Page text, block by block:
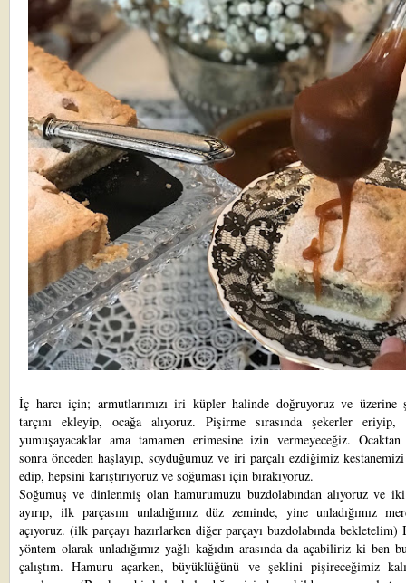
İç harcı için; armutlarımızı iri küpler halinde doğruyoruz ve üzerine
tarçını ekleyip, ocağa alıyoruz. Pişirme sırasında şekerler eriyip,
yumuşayacaklar ama tamamen erimesine izin vermeyeceğiz. Ocaktan
sonra önceden haşlayıp, soyduğumuz ve iri parçalı ezdiğimiz
edip, hepsini karıştırıyoruz ve soğuması için bırakıyoruz.
Soğumuş ve dinlenmiş olan hamurumuzu buzdolabından alıyoruz ve
ayırıp, ilk parçasını unladığımız düz zeminde, yine unladığımız
açıyoruz. (ilk parçayı hazırlarken diğer parçayı buzdolabında
yöntem olarak unladığımız yağlı kağıdın arasında da açabiliriz ki ben
çalıştım. Hamuru açarken, büyüklüğünü ve şeklini pişireceğimiz